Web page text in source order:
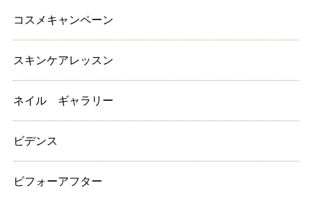
コスメキャンペーン
スキンケアレッスン
ネイル ギャラリー
ビデンス
ビフォーアフター